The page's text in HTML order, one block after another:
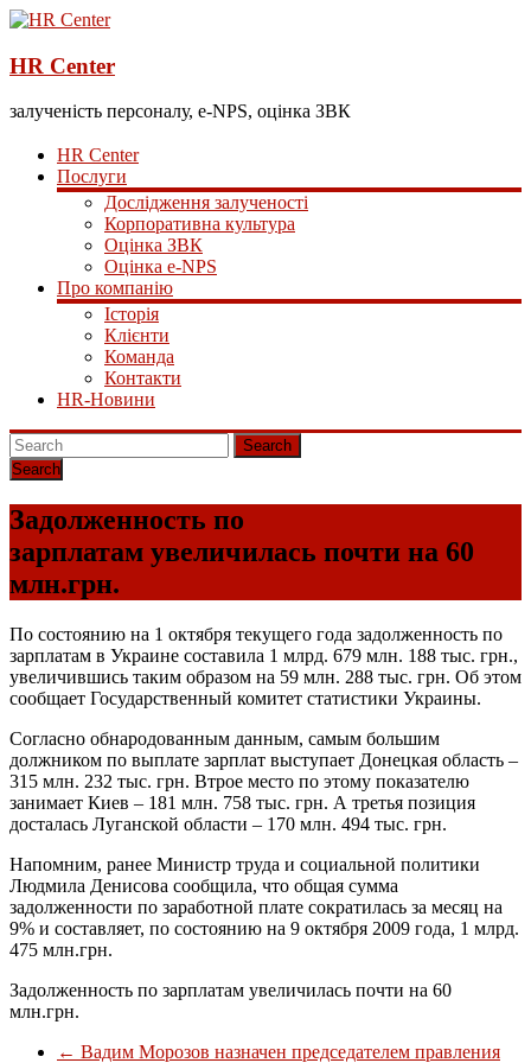
HR Center
залученість персоналу, e-NPS, оцінка ЗВК
HR Center
Послуги
Дослідження залученості
Корпоративна культура
Оцінка ЗВК
Оцінка e-NPS
Про компанію
Історія
Клієнти
Команда
Контакти
HR-Новини
Search
Задолженность по
зарплатам увеличилась почти на 60
млн.грн.
По состоянию на 1 октября текущего года задолженность по
зарплатам в Украине составила 1 млрд. 679 млн. 188 тыс. грн.,
увеличившись таким образом на 59 млн. 288 тыс. грн. Об этом
сообщает Государственный комитет статистики Украины.
Согласно обнародованным данным, самым большим
должником по выплате зарплат выступает Донецкая область –
315 млн. 232 тыс. грн. Втрое место по этому показателю
занимает Киев – 181 млн. 758 тыс. грн. А третья позиция
досталась Луганской области – 170 млн. 494 тыс. грн.
Напомним, ранее Министр труда и социальной политики
Людмила Денисова сообщила, что общая сумма
задолженности по заработной плате сократилась за месяц на
9% и составляет, по состоянию на 9 октября 2009 года, 1 млрд.
475 млн.грн.
Задолженность по зарплатам увеличилась почти на 60
млн.грн.
← Вадим Морозов назначен председателем правления